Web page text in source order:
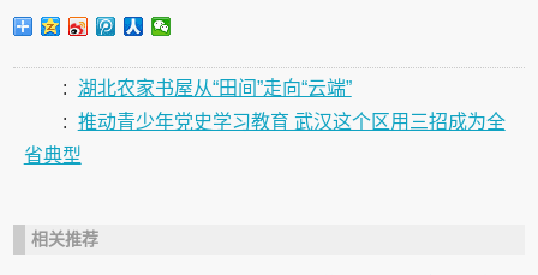
: 湖北农家书屋从“田间”走向“云端”
: 推动青少年党史学习教育 武汉这个区用三招成为全
省典型
相关推荐